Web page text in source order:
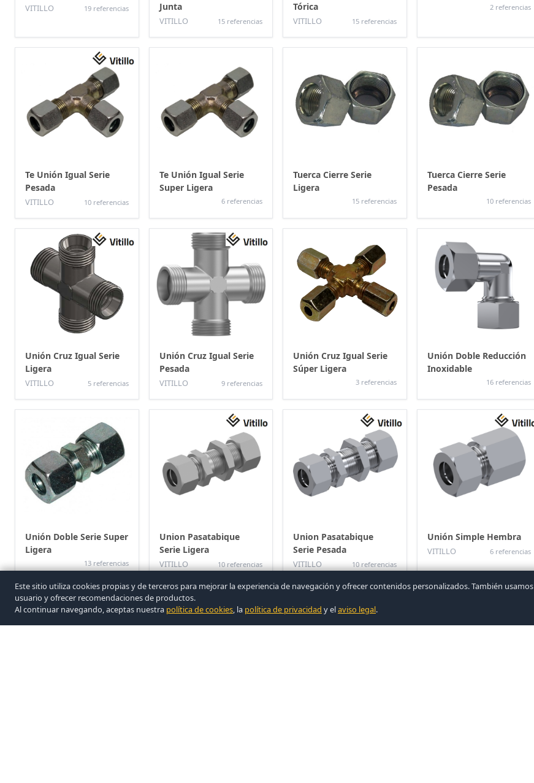
VITILLO 19 referencias
Junta
VITILLO 15 referencias
Tórica
VITILLO 15 referencias
2 referencias
Te Unión Igual Serie
Pesada
VITILLO 10 referencias
Te Unión Igual Serie
Super Ligera
6 referencias
Tuerca Cierre Serie
Ligera
15 referencias
Tuerca Cierre Serie
Pesada
10 referencias
Unión Cruz Igual Serie
Ligera
VITILLO 5 referencias
Unión Cruz Igual Serie
Pesada
VITILLO 9 referencias
Unión Cruz Igual Serie
Súper Ligera
3 referencias
Unión Doble Reducción
Inoxidable
16 referencias
Unión Doble Serie Super
Ligera
13 referencias
Union Pasatabique
Serie Ligera
VITILLO 10 referencias
Union Pasatabique
Serie Pesada
VITILLO 10 referencias
Unión Simple Hembra
VITILLO 6 referencias
Este sitio utiliza cookies propias y de terceros para mejorar la experiencia de navegación y ofrecer contenidos personalizados. También usamos
usuario y ofrecer recomendaciones de productos.
Al continuar navegando, aceptas nuestra política de cookies, la política de privacidad y elaviso legal.